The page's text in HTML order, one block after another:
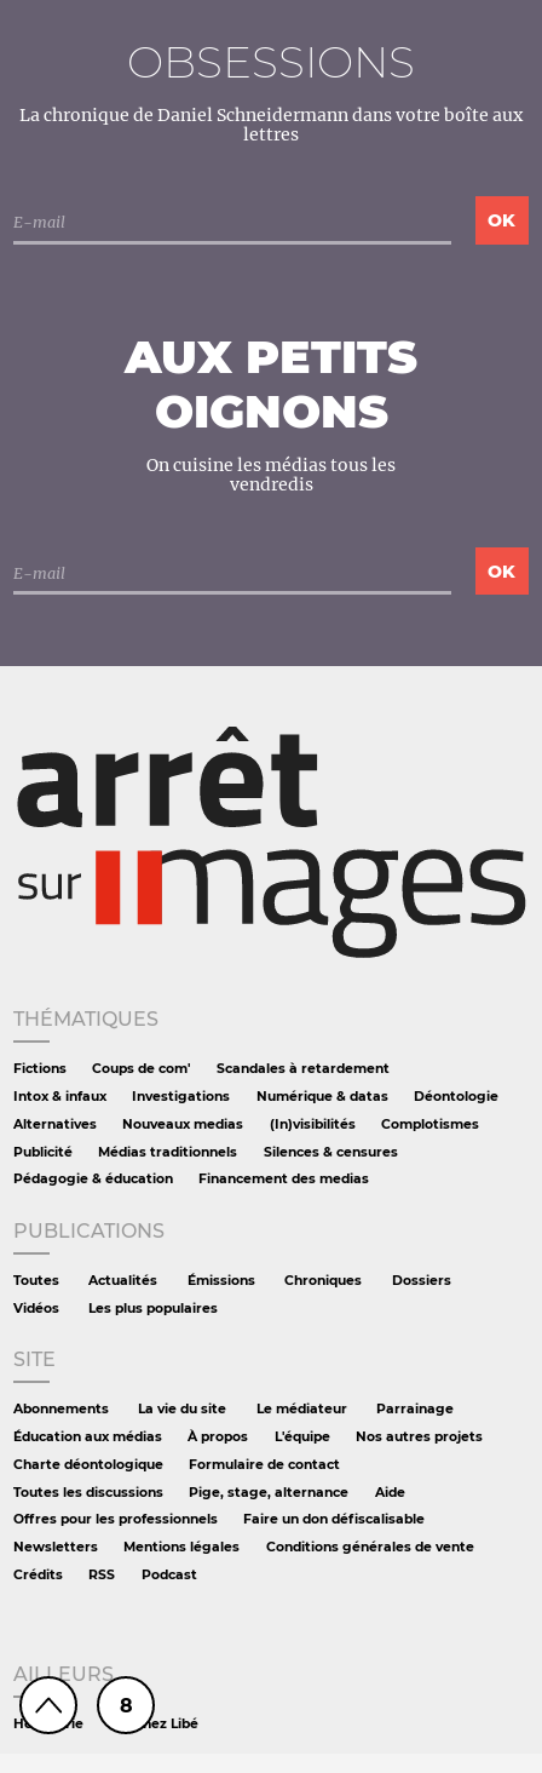
8
OBSESSIONS
La chronique de Daniel Schneidermann dans votre boîte aux
lettres
AUX PETITS
OIGNONS
On cuisine les médias tous les
vendredis
THÉMATIQUES
Fictions Coups de com'
Scandales à retardement
Intox & infaux
Investigations Numérique & datas
Déontologie
Alternatives
Nouveaux medias (In)visibilités
Complotismes
Publicité
Médias traditionnels
Silences & censures
Pédagogie & éducation
Financement des medias
PUBLICATIONS
Toutes Actualités Émissions Chroniques
Dossiers
Vidéos
Les plus populaires
SITE
Abonnements La vie du site Le médiateur
Parrainage
Éducation aux médias
À propos L'équipe
Nos autres projets
Charte déontologique
Formulaire de contact
Toutes les discussions
Pige, stage, alternance
Aide
Offres pour les professionnels
Faire un don défiscalisable
Newsletters
Mentions légales
Conditions générales de vente
Crédits
RSS Podcast
AILLEURS
Hors série DS chez Libé